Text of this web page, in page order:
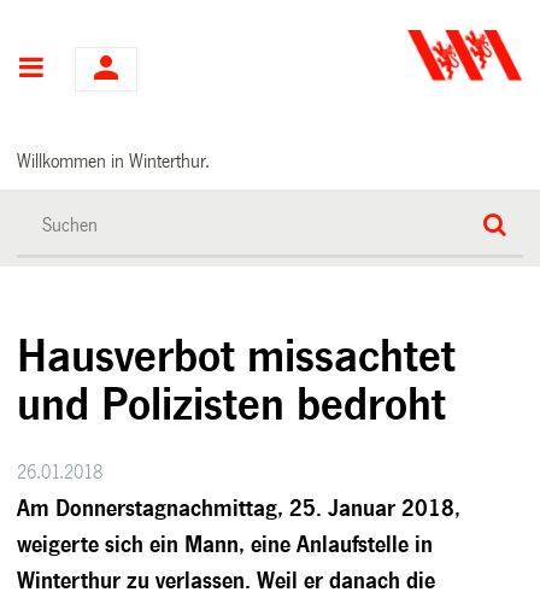
Hauptnavigation
Willkommen in Winterthur.
Hausverbot missachtet
und Polizisten bedroht
26.01.2018
Am Donnerstagnachmittag, 25. Januar 2018,
weigerte sich ein Mann, eine Anlaufstelle in
Winterthur zu verlassen. Weil er danach die